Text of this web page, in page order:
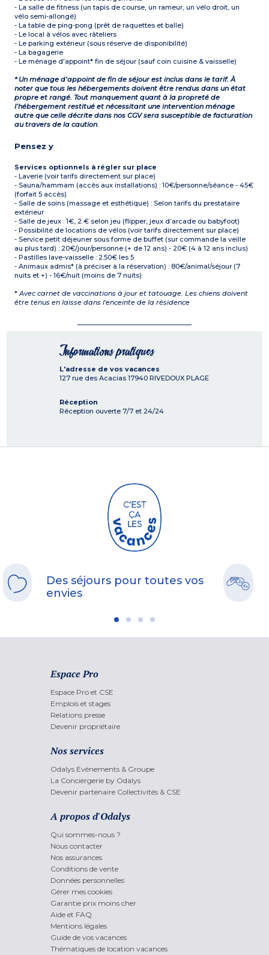
- La salle de fitness (un tapis de course, un rameur, un vélo droit, un
vélo semi-allongé)
- La table de ping-pong (prêt de raquettes et balle)
- Le local à vélos avec râteliers
- Le parking extérieur (sous réserve de disponibilité)
- La bagagerie
- Le ménage d'appoint* fin de séjour (sauf coin cuisine & vaisselle)
* Un ménage d’appoint de fin de séjour est inclus dans le tarif. À
noter que tous les hébergements doivent être rendus dans un état
propre et rangé. Tout manquement quant à la propreté de
l’hébergement restitué et nécessitant une intervention ménage
autre que celle décrite dans nos CGV sera susceptible de facturation
au travers de la caution.
Pensez y
Services optionnels à régler sur place
- Laverie (voir tarifs directement sur place)
- Sauna/hammam (accès aux installations) : 10€/personne/séance - 45€
(forfait 5 accès)
- Salle de soins (massage et esthétique) : Selon tarifs du prestataire
extérieur
- Salle de jeux : 1€, 2 € selon jeu (flipper, jeux d’arcade ou babyfoot)
- Possibilité de locations de vélos (voir tarifs directement sur place)
- Service petit déjeuner sous forme de buffet (sur commande la veille
au plus tard) : 20€/jour/personne (+ de 12 ans) - 20€ (4 à 12 ans inclus)
- Pastilles lave-vaisselle : 2.50€ les 5
- Animaux admis* (à préciser à la réservation) : 80€/animal/séjour (7
nuits et +) - 16€/nuit (moins de 7 nuits)
*Avec carnet de vaccinations à jour et tatouage. Les chiens doivent
être tenus en laisse dans l'enceinte de la résidence
Informations pratiques
L'adresse de vos vacances
127 rue des Acacias 17940 RIVEDOUX PLAGE
Réception
Réception ouverte 7/7 et 24/24
Des séjours pour toutes vos
envies
Espace Pro
Espace Pro et CSE
Emplois et stages
Relations presse
Devenir propriétaire
Nos services
Odalys Evènements & Groupe
La Conciergerie by Odalys
Devenir partenaire Collectivités & CSE
A propos d'Odalys
Qui sommes-nous ?
Nous contacter
Nos assurances
Conditions de vente
Données personnelles
Gérer mes cookies
Garantie prix moins cher
Aide et FAQ
Mentions légales
Guide de vos vacances
Thématiques de location vacances